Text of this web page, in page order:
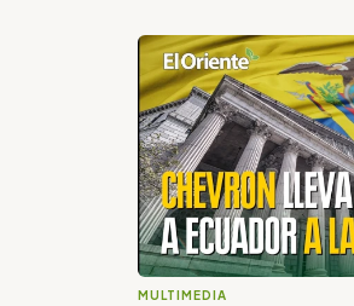
MULTIMEDIA